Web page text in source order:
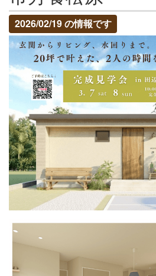
2026/02/19 の情報です